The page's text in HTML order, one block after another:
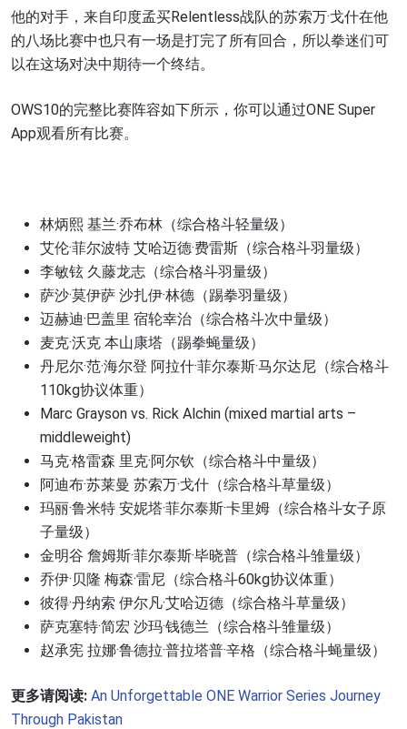
他的对手，来自印度孟买Relentless战队的苏索万·戈什在他
的八场比赛中也只有一场是打完了所有回合，所以拳迷们可
以在这场对决中期待一个终结。
OWS10的完整比赛阵容如下所示，你可以通过ONE Super
App观看所有比赛。
林炳熙 基兰·乔布林（综合格斗轻量级）
艾伦·菲尔波特 艾哈迈德·费雷斯（综合格斗羽量级）
李敏铉 久藤龙志（综合格斗羽量级）
萨沙·莫伊萨 沙扎伊·林德（踢拳羽量级）
迈赫迪·巴盖里 宿轮幸治（综合格斗次中量级）
麦克·沃克 本山康塔（踢拳蝇量级）
丹尼尔·范·海尔登 阿拉什·菲尔泰斯·马尔达尼（综合格斗
110kg协议体重）
Marc Grayson vs. Rick Alchin (mixed martial arts –
middleweight)
马克·格雷森 里克·阿尔钦（综合格斗中量级）
阿迪布·苏莱曼 苏索万·戈什（综合格斗草量级）
玛丽·鲁米特 安妮塔·菲尔泰斯·卡里姆（综合格斗女子原
子量级）
金明谷 詹姆斯·菲尔泰斯·毕晓普（综合格斗雏量级）
乔伊·贝隆 梅森·雷尼（综合格斗60kg协议体重）
彼得·丹纳索 伊尔凡·艾哈迈德（综合格斗草量级）
萨克塞特·简宏 沙玛·钱德兰（综合格斗雏量级）
赵承宪 拉娜·鲁德拉·普拉塔普·辛格（综合格斗蝇量级）
更多请阅读: An Unforgettable ONE Warrior Series Journey
Through Pakistan